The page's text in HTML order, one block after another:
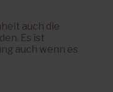
auch die
Es ist
auch wenn es